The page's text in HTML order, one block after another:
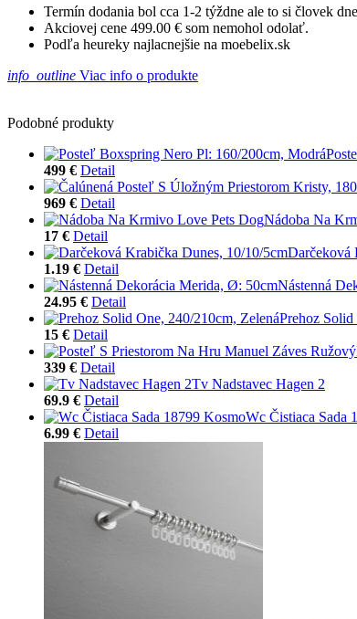
Termín dodania bol cca 1-2 týždne ale to si človek
Akciovej cene 499.00 € som nemohol odolať.
Podľa heureky najlacnejšie na moebelix.sk
info_outline Viac info o produkte
Podobné produkty
499 € Detail
969 € Detail
Nádoba Na
17 € Detail
Darčeková
1.19 € Detail
Nástenná
24.95 € Detail
Prehoz
15 € Detail
339 € Detail
Tv Nadstavec Hagen 2
69.9 € Detail
Wc Čistiaca Sada
6.99 € Detail